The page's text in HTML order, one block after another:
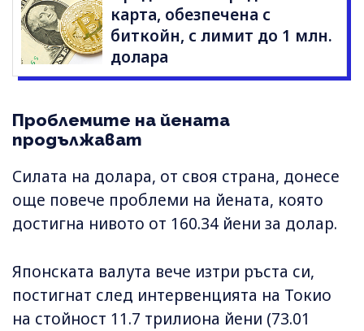
карта, обезпечена с
биткойн, с лимит до 1 млн.
долара
Проблемите на йената
продължават
Силата на долара, от своя страна, донесе
още повече проблеми на йената, която
достигна нивото от 160.34 йени за долар.
Японската валута вече изтри ръста си,
постигнат след интервенцията на Токио
на стойност 11.7 трилиона йени (73.01